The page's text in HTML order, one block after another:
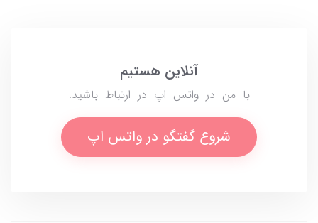
آنلاین هستیم
با من در واتس اپ در ارتباط باشید.
شروع گفتگو در واتس اپ